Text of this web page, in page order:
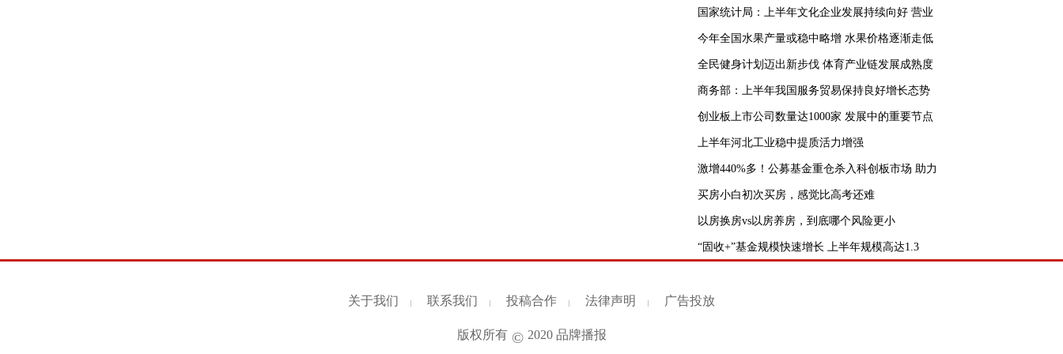
国家统计局：上半年文化企业发展持续向好 营业
今年全国水果产量或稳中略增 水果价格逐渐走低
全民健身计划迈出新步伐 体育产业链发展成熟度
商务部：上半年我国服务贸易保持良好增长态势
创业板上市公司数量达1000家 发展中的重要节点
上半年河北工业稳中提质活力增强
激增440%多！公募基金重仓杀入科创板市场 助力
买房小白初次买房，感觉比高考还难
以房换房vs以房养房，到底哪个风险更小
“固收+”基金规模快速增长 上半年规模高达1.3
关于我们 联系我们 投稿合作 法律声明 广告投放
版权所有 © 2020 品牌播报